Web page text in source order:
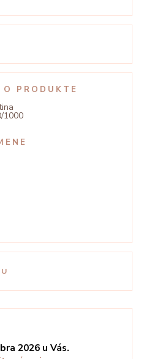
PRODUKTE
1000
2026 u Vás.